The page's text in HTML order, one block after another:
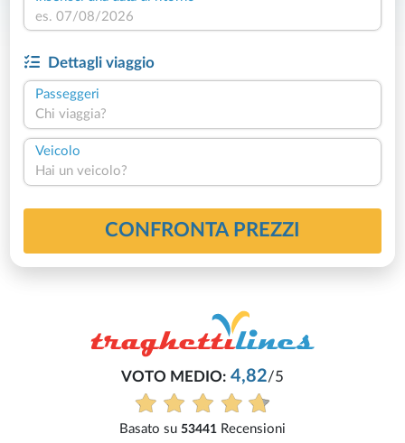
Dettagli viaggio
Passeggeri
Chi viaggia?
Veicolo
Hai un veicolo?
CONFRONTA PREZZI
VOTO MEDIO: 4,82/5
Basato su 53441 Recensioni